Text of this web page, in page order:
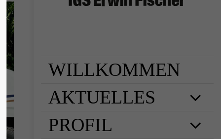
Cum sociis
et magnis dis
nascetur
quam felis,
WILLKOMMEN
AKTUELLES
PROFIL